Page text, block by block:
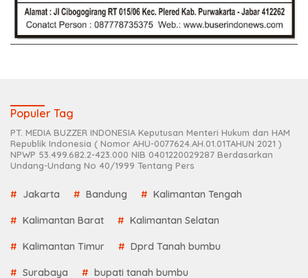
Populer Tag
PT. MEDIA BUZZER INDONESIA Keputusan Menteri Hukum dan HAM
Republik Indonesia ( Nomor AHU-0077624.AH.01.01TAHUN 2021 )
NPWP 53.499.682.2-423.000 NIB 0401220029287 Berdasarkan
Undang-Undang No 40/1999 Tentang Pers
Jakarta Bandung Kalimantan Tengah
Kalimantan Barat Kalimantan Selatan
Kalimantan Timur Dprd Tanah bumbu
Surabaya bupati tanah bumbu